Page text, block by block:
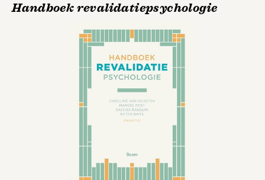
Handboek revalidatiepsychologie